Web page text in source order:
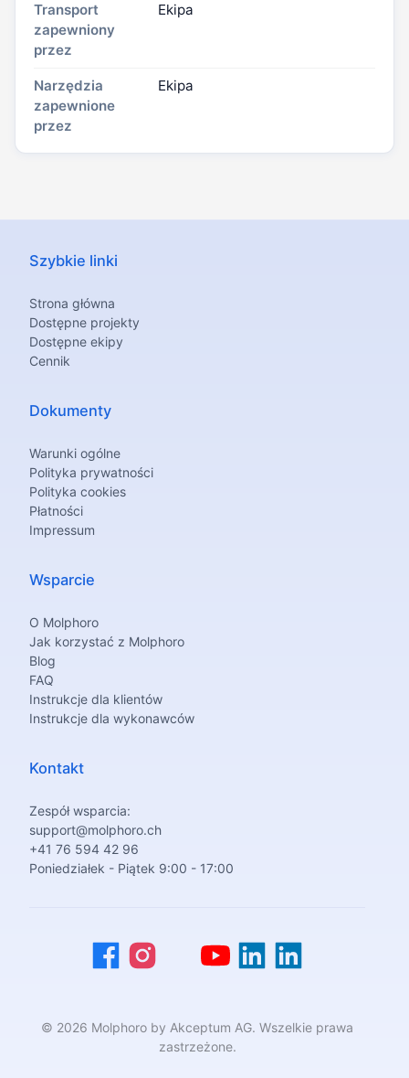
Transport
zapewniony
przez
Ekipa
Narzędzia
zapewnione
przez
Ekipa
Szybkie linki
Strona główna
Dostępne projekty
Dostępne ekipy
Cennik
Dokumenty
Warunki ogólne
Polityka prywatności
Polityka cookies
Płatności
Impressum
Wsparcie
O Molphoro
Jak korzystać z Molphoro
Blog
FAQ
Instrukcje dla klientów
Instrukcje dla wykonawców
Kontakt
Zespół wsparcia:
support@molphoro.ch
+41 76 594 42 96
Poniedziałek - Piątek 9:00 - 17:00
© 2026 Molphoro by Akceptum AG. Wszelkie prawa
zastrzeżone.